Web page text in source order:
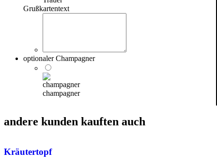
Grußkartentext
optionaler Champagner
champagner
andere kunden kauften auch
Kräutertopf